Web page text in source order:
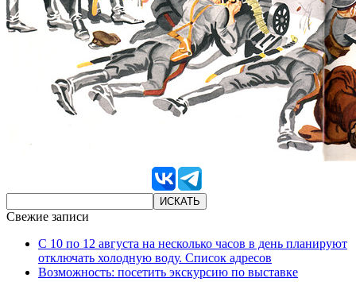
Свежие записи
С 10 по 12 августа на несколько часов в день планируют
отключать холодную воду. Список адресов
Возможность: посетить экскурсию по выставке